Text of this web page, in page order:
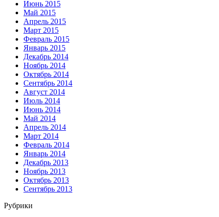
Июнь 2015
Май 2015
Апрель 2015
Март 2015
Февраль 2015
Январь 2015
Декабрь 2014
Ноябрь 2014
Октябрь 2014
Сентябрь 2014
Август 2014
Июль 2014
Июнь 2014
Май 2014
Апрель 2014
Март 2014
Февраль 2014
Январь 2014
Декабрь 2013
Ноябрь 2013
Октябрь 2013
Сентябрь 2013
Рубрики